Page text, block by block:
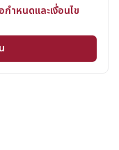
กำหนดและเงื่อนไข